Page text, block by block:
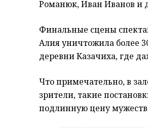
Романюк, Иван Иванов и
Финальные сцены
Алия уничтожила более
деревни Казачиха, где
Что примечательно, в
зрители, такие
подлинную цену